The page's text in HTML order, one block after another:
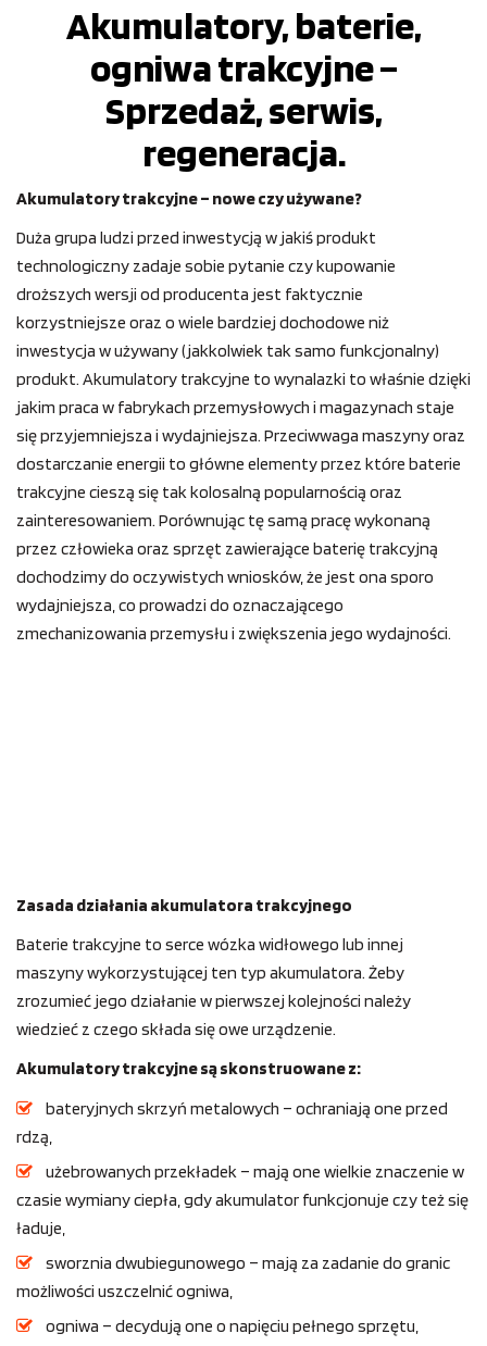
Akumulatory, baterie,
ogniwa trakcyjne –
Sprzedaż, serwis,
regeneracja.
Akumulatory trakcyjne – nowe czy używane?
Duża grupa ludzi przed inwestycją w jakiś produkt
technologiczny zadaje sobie pytanie czy kupowanie
droższych wersji od producenta jest faktycznie
korzystniejsze oraz o wiele bardziej dochodowe niż
inwestycja w używany (jakkolwiek tak samo funkcjonalny)
produkt. Akumulatory trakcyjne to wynalazki to właśnie dzięki
jakim praca w fabrykach przemysłowych i magazynach staje
się przyjemniejsza i wydajniejsza. Przeciwwaga maszyny oraz
dostarczanie energii to główne elementy przez które baterie
trakcyjne cieszą się tak kolosalną popularnością oraz
zainteresowaniem. Porównując tę samą pracę wykonaną
przez człowieka oraz sprzęt zawierające baterię trakcyjną
dochodzimy do oczywistych wniosków, że jest ona sporo
wydajniejsza, co prowadzi do oznaczającego
zmechanizowania przemysłu i zwiększenia jego wydajności.
Zasada działania akumulatora trakcyjnego
Baterie trakcyjne to serce wózka widłowego lub innej
maszyny wykorzystującej ten typ akumulatora. Żeby
zrozumieć jego działanie w pierwszej kolejności należy
wiedzieć z czego składa się owe urządzenie.
Akumulatory trakcyjne są skonstruowane z:
bateryjnych skrzyń metalowych – ochraniają one przed
rdzą,
użebrowanych przekładek – mają one wielkie znaczenie w
czasie wymiany ciepła, gdy akumulator funkcjonuje czy też się
ładuje,
sworznia dwubiegunowego – mają za zadanie do granic
możliwości uszczelnić ogniwa,
ogniwa – decydują one o napięciu pełnego sprzętu,